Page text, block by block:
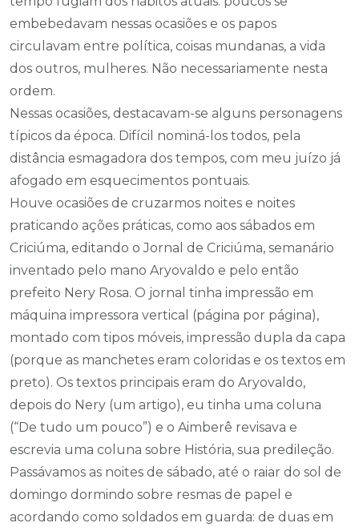
embebedavam nessas ocasiões e os papos
circulavam entre política, coisas mundanas, a vida
dos outros, mulheres. Não necessariamente nesta
ordem.
Nessas ocasiões, destacavam-se alguns personagens
típicos da época. Difícil nominá-los todos, pela
distância esmagadora dos tempos, com meu juízo já
afogado em esquecimentos pontuais.
Houve ocasiões de cruzarmos noites e noites
praticando ações práticas, como aos sábados em
Criciúma, editando o Jornal de Criciúma, semanário
inventado pelo mano Aryovaldo e pelo então
prefeito Nery Rosa. O jornal tinha impressão em
máquina impressora vertical (página por página),
montado com tipos móveis, impressão dupla da capa
(porque as manchetes eram coloridas e os textos em
preto). Os textos principais eram do Aryovaldo,
depois do Nery (um artigo), eu tinha uma coluna
(“De tudo um pouco”) e o Aimberê revisava e
escrevia uma coluna sobre História, sua predileção.
Passávamos as noites de sábado, até o raiar do sol de
domingo dormindo sobre resmas de papel e
acordando como soldados em guarda: de duas em